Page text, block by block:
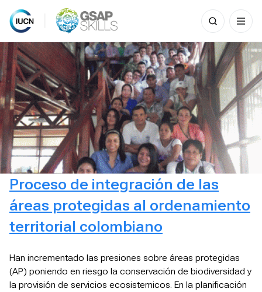
Skip
to
content
Search
for:
Proceso de integración de las
áreas protegidas al ordenamiento
territorial colombiano
Han incrementado las presiones sobre áreas protegidas
(AP) poniendo en riesgo la conservación de biodiversidad y
la provisión de servicios ecosistemicos. En la planificación